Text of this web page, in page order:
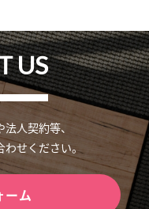
US
人契約等、
せください。
ーム